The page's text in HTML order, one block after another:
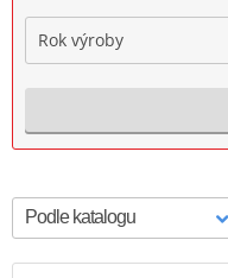
Rok výroby